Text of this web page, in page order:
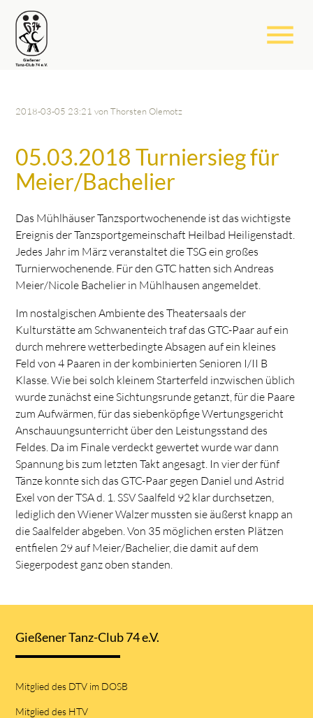
menu
2018-03-05 23:21 von Thorsten Olemotz
05.03.2018 Turniersieg für
Meier/Bachelier
Das Mühlhäuser Tanzsportwochenende ist das wichtigste
Ereignis der Tanzsportgemeinschaft Heilbad Heiligenstadt.
Jedes Jahr im März veranstaltet die TSG ein großes
Turnierwochenende. Für den GTC hatten sich Andreas
Meier/Nicole Bachelier in Mühlhausen angemeldet.
Im nostalgischen Ambiente des Theatersaals der
Kulturstätte am Schwanenteich traf das GTC-Paar auf ein
durch mehrere wetterbedingte Absagen auf ein kleines
Feld von 4 Paaren in der kombinierten Senioren I/II B
Klasse. Wie bei solch kleinem Starterfeld inzwischen üblich
wurde zunächst eine Sichtungsrunde getanzt, für die Paare
zum Aufwärmen, für das siebenköpfige Wertungsgericht
Anschauungsunterricht über den Leistungsstand des
Feldes. Da im Finale verdeckt gewertet wurde war dann
Spannung bis zum letzten Takt angesagt. In vier der fünf
Tänze konnte sich das GTC-Paar gegen Daniel und Astrid
Exel von der TSA d. 1. SSV Saalfeld 92 klar durchsetzen,
lediglich den Wiener Walzer mussten sie äußerst knapp an
die Saalfelder abgeben. Von 35 möglichen ersten Plätzen
entfielen 29 auf Meier/Bachelier, die damit auf dem
Siegerpodest ganz oben standen.
Gießener Tanz-Club 74 e.V.
Mitglied des DTV im DOSB
Mitglied des HTV